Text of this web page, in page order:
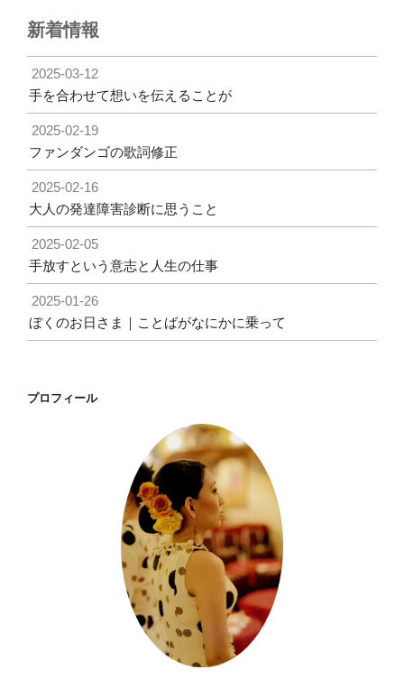
ン
新着情報
2025-03-12
手を合わせて想いを伝えることが
2025-02-19
ファンダンゴの歌詞修正
2025-02-16
大人の発達障害診断に思うこと
2025-02-05
手放すという意志と人生の仕事
2025-01-26
ぼくのお日さま｜ことばがなにかに乗って
プロフィール